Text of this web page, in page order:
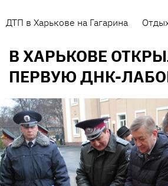
ДТП в Харькове на Гагарина
В ХАРЬКОВЕ
ПЕРВУЮ ДНК-